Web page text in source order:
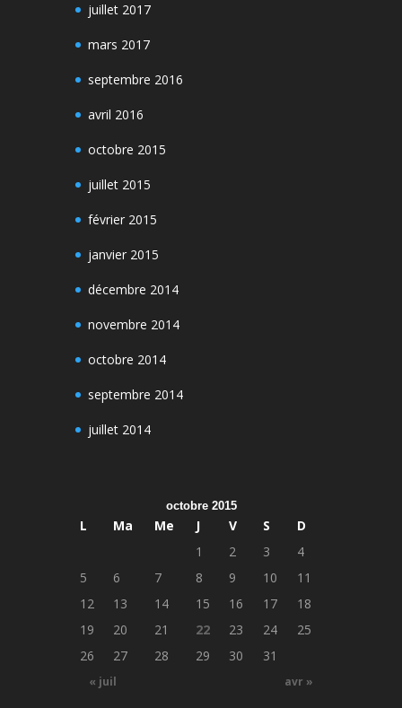
juillet 2017
mars 2017
septembre 2016
avril 2016
octobre 2015
juillet 2015
février 2015
janvier 2015
décembre 2014
novembre 2014
octobre 2014
septembre 2014
juillet 2014
octobre 2015
L Ma Me J V S D
« juil avr »
1 2 3
4
5
6 7 8 9 10
11
12
13 14 15 16 17
18
19
20 21 22 23 24
25
26
27 28 29 30 31